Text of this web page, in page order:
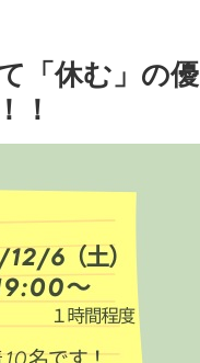
「休む」の優
！